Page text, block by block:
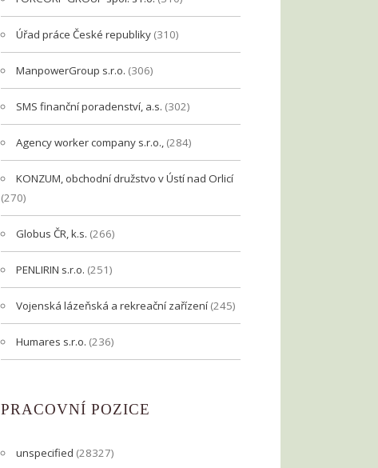
Úřad práce České republiky (310)
ManpowerGroup s.r.o. (306)
SMS finanční poradenství, a.s. (302)
Agency worker company s.r.o., (284)
KONZUM, obchodní družstvo v Ústí nad Orlicí
(270)
Globus ČR, k.s. (266)
PENLIRIN s.r.o. (251)
Vojenská lázeňská a rekreační zařízení (245)
Humares s.r.o. (236)
PRACOVNÍ POZICE
unspecified (28327)